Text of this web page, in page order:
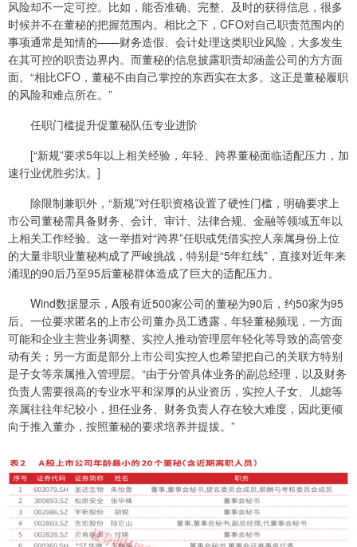
风险却不一定可控。比如，能否准确、完整、及时的获得信息，很多
时候并不在董秘的把握范围内。相比之下，CFO对自己职责范围内的
事项通常是知情的——财务造假、会计处理这类职业风险，大多发生
在其可控的职责边界内。而董秘的信息披露职责却涵盖公司的方方面
面。“相比CFO，董秘不由自己掌控的东西实在太多。这正是董秘履职
的风险和难点所在。”
任职门槛提升促董秘队伍专业进阶
[“新规”要求5年以上相关经验，年轻、跨界董秘面临适配压力，加
速行业优胜劣汰。]
除限制兼职外，“新规”对任职资格设置了硬性门槛，明确要求上
市公司董秘需具备财务、会计、审计、法律合规、金融等领域五年以
上相关工作经验。这一举措对“跨界”任职或凭借实控人亲属身份上位
的大量非职业董秘构成了严峻挑战，特别是“5年红线”，直接对近年来
涌现的90后乃至95后董秘群体造成了巨大的适配压力。
Wind数据显示，A股有近500家公司的董秘为90后，约50家为95
后。一位要求匿名的上市公司董办员工透露，年轻董秘频现，一方面
可能和企业主营业务调整、实控人推动管理层年轻化等导致的高管变
动有关；另一方面是部分上市公司实控人也希望把自己的关联方特别
是子女等亲属推入管理层。“由于分管具体业务的副总经理，以及财务
负责人需要很高的专业水平和深厚的从业资历，实控人子女、儿媳等
亲属往往年纪较小，担任业务、财务负责人存在较大难度，因此更倾
向于推入董办，按照董秘的要求培养并提拔。”